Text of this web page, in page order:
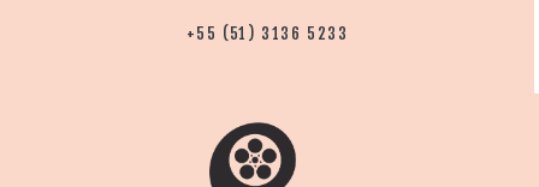
+55 (51) 3136 5233